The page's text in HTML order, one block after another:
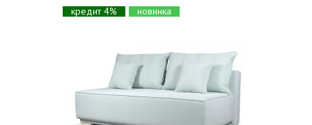
кредит 4%
новинка